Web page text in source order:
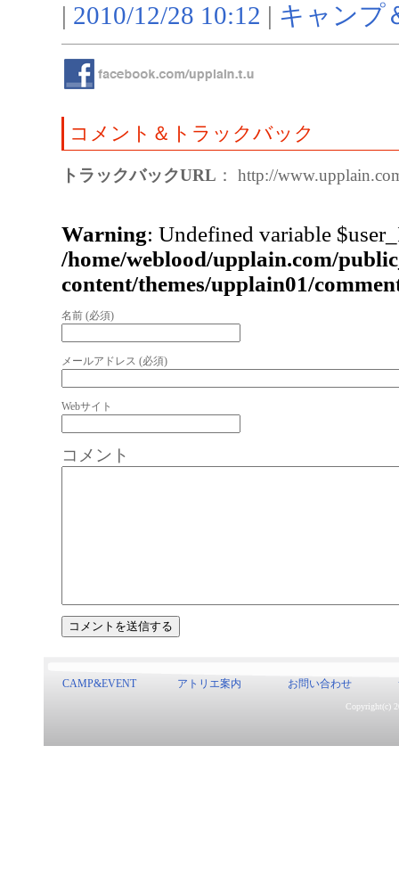
| 2010/12/28 10:12 | キャンプ
コメント＆トラックバック
トラックバックURL ： http://
Warning: Undefined variable
/home/weblood/upplain.com/
content/themes/upplain01/
名前 (必須)
メールアドレス (必須)
Webサイト
コメント
CAMP&EVENT アトリエ案内 お問い合わせ
Copyright(c)